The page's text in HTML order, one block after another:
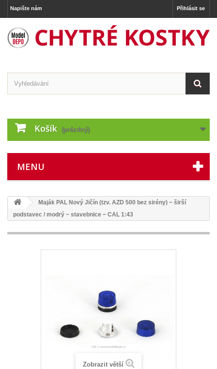
Přihlásit se
Napište nám
Košík (prázdný)
MENU
Maják PAL Nový Jičín (tzv. AZD 500 bez sirény) − širší
podstavec / modrý − stavebnice − CAL 1:43
Zobrazit větší